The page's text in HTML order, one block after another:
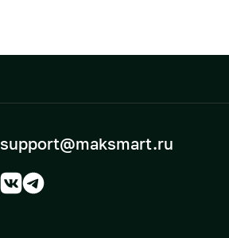
support@maksmart.ru